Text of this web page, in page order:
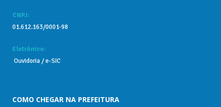
CNPJ:
01.612.163/0001-98
Eletrônico:
Ouvidoria /e-SIC
COMO CHEGAR NA PREFEITURA